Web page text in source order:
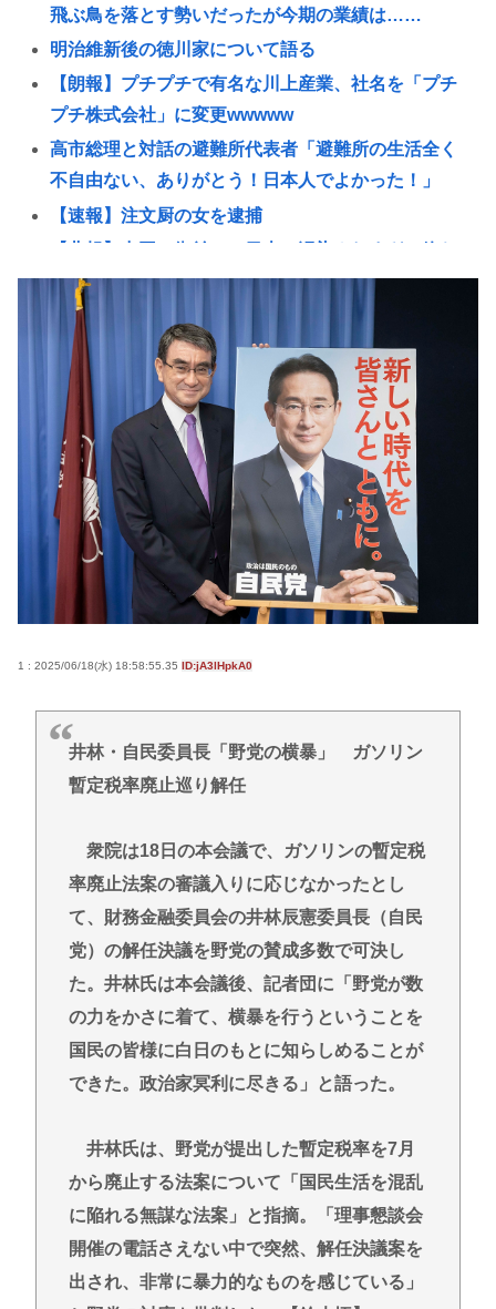
飛ぶ鳥を落とす勢いだったが今期の業績は……
明治維新後の徳川家について語る
【朗報】プチプチで有名な川上産業、社名を「プチ
プチ株式会社」に変更wwwww
高市総理と対話の避難所代表者「避難所の生活全く
不自由ない、ありがとう！日本人でよかった！」
【速報】注文厨の女を逮捕
るwww
【悲報】カラオケ上手いヤツと歌上手いヤツ、ガチ
で別物www
ネット販売…「品切れ前に買うと満足感」集英社オ
ンラインショップで“43億円分”キャンセルか 200超
のメールアカウント使い大量注文 32歳女を逮捕
[8/6]
【画像あり】土方系アイドル、女子高生の間で大人
気になってしまうwww
ここ数年「どっちもどっち」とか「まだわからない
から叩くな」とかゆうチキン野郎が増えたけどどっ
【動画】手術中に熊本地震直撃やばすぎwww
ンいるか？？
Powered by livedoor 相互RSS
1 : 2025/06/18(水) 18:58:55.35 ID:jA3lHpkA0
井林・自民委員長「野党の横暴」 ガソリン
暫定税率廃止巡り解任
衆院は18日の本会議で、ガソリンの暫定税
率廃止法案の審議入りに応じなかったとし
て、財務金融委員会の井林辰憲委員長（自民
党）の解任決議を野党の賛成多数で可決し
た。井林氏は本会議後、記者団に「野党が数
の力をかさに着て、横暴を行うということを
国民の皆様に白日のもとに知らしめることが
できた。政治家冥利に尽きる」と語った。
井林氏は、野党が提出した暫定税率を7月
から廃止する法案について「国民生活を混乱
に陥れる無謀な法案」と指摘。「理事懇談会
開催の電話さえない中で突然、解任決議案を
出され、非常に暴力的なものを感じている」